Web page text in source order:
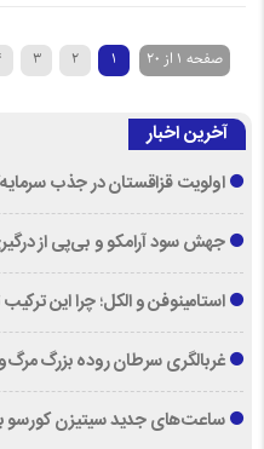
صفحه 1 از 20 1
2
3
آخرین اخبار
اولویت قزاقستان در جذب
جهش سود آرامکو و بی‌پی از
استامینوفن و الکل؛ چرا این
غربالگری سرطان روده بزرگ مرگ‌ومیر را تا ۵۰
ساعت‌های جدید سیتیزن کورسو